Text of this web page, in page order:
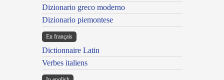
Dizionario greco moderno
Dizionario piemontese
En français
Dictionnaire Latin
Verbes italiens